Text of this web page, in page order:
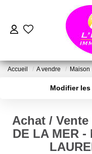
Accueil A vendre Maison
Modifier
Sélectionnez...
Type de bien
Achat /
DE LA MER